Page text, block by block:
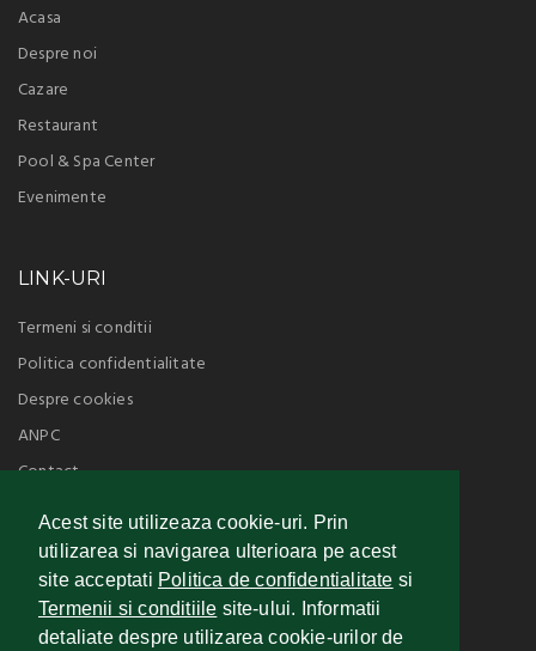
Acest site utilizeaza cookie-uri. Prin
utilizarea si navigarea ulterioara pe acest
site acceptati Politica de confidentialitate si
Termenii si conditiile site-ului. Informatii
detaliate despre utilizarea cookie-urilor de
Acasa
Despre noi
Cazare
Restaurant
Pool & Spa Center
Evenimente
LINK-URI
Termeni si conditii
Politica confidentialitate
Despre cookies
ANPC
Contact
Sitemap
TRIPADVISOR
Now with hotel reviews by